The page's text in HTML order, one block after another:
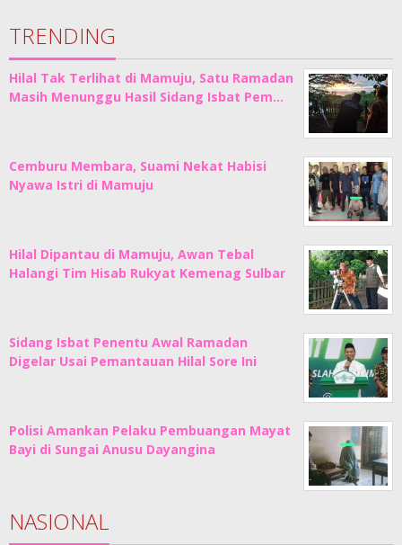
TRENDING
Hilal Tak Terlihat di Mamuju, Satu Ramadan
Masih Menunggu Hasil Sidang Isbat Pem…
Cemburu Membara, Suami Nekat Habisi
Nyawa Istri di Mamuju
Hilal Dipantau di Mamuju, Awan Tebal
Halangi Tim Hisab Rukyat Kemenag Sulbar
Sidang Isbat Penentu Awal Ramadan
Digelar Usai Pemantauan Hilal Sore Ini
Polisi Amankan Pelaku Pembuangan Mayat
Bayi di Sungai Anusu Dayangina
NASIONAL